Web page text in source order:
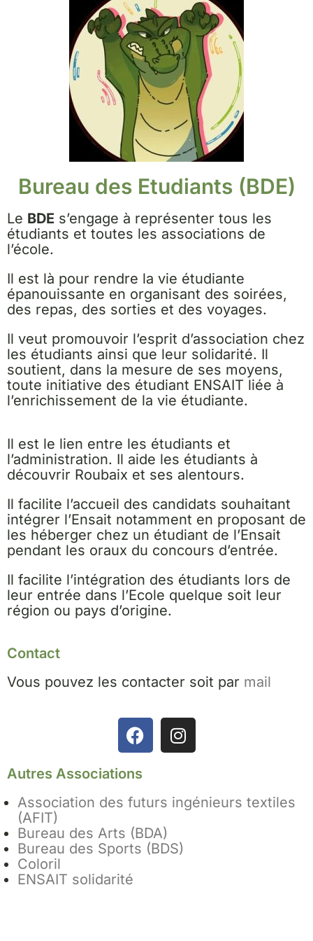
Bureau des Etudiants (BDE)
Le BDE s’engage à représenter tous les
étudiants et toutes les associations de
l’école.
Il est là pour rendre la vie étudiante
épanouissante en organisant des soirées,
des repas, des sorties et des voyages.
Il veut promouvoir l’esprit d’association chez
les étudiants ainsi que leur solidarité. Il
soutient, dans la mesure de ses moyens,
toute initiative des étudiant ENSAIT liée à
l’enrichissement de la vie étudiante.
Il est le lien entre les étudiants et
l’administration. Il aide les étudiants à
découvrir Roubaix et ses alentours.
Il facilite l’accueil des candidats souhaitant
intégrer l’Ensait notamment en proposant de
les héberger chez un étudiant de l’Ensait
pendant les oraux du concours d’entrée.
Il facilite l’intégration des étudiants lors de
leur entrée dans l’Ecole quelque soit leur
région ou pays d’origine.
Contact
Vous pouvez les contacter soit par mail
Autres Associations
Association des futurs ingénieurs textiles
(AFIT)
Bureau des Arts (BDA)
Bureau des Sports (BDS)
Coloril
ENSAIT solidarité